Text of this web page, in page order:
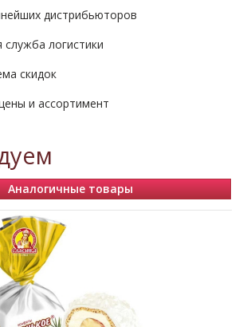
дистрибьюторов
служба логистики
скидок
и ассортимент
Аналогичные товары